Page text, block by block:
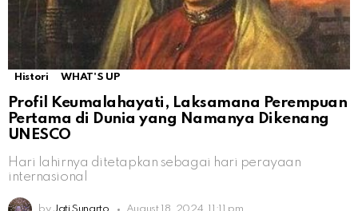
Histori WHAT'S UP
Profil Keumalahayati, Laksamana Perempuan
Pertama di Dunia yang Namanya Dikenang
UNESCO
Hari lahirnya ditetapkan sebagai hari perayaan
internasional